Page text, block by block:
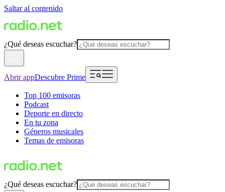
Saltar al contenido
¿Qué deseas escuchar?
Abrir appDescubre Prime
Top 100 emisoras
Podcast
Deporte en directo
En tu zona
Géneros musicales
Temas de emisoras
¿Qué deseas escuchar?